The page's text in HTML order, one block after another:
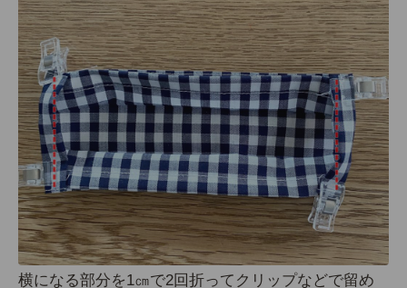
横になる部分を1㎝で2回折ってクリップなどで留め